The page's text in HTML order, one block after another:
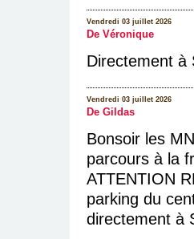
Vendredi 03 juillet 2026
De Véronique
Directement à
Vendredi 03 juillet 2026
De Gildas
Bonsoir les
parcours à la
ATTENTION
parking du
directement à